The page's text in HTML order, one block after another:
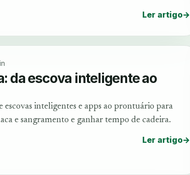
Ler artigo→
da escova inteligente ao
inteligentes e apps ao prontuário para
e sangramento e ganhar tempo de cadeira.
Ler artigo→